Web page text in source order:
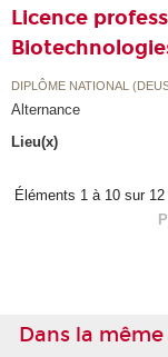
Licence
DIPLÔME NATIONAL
Alternance
Lieu(x)
Éléments 1 à 10 sur 12
Dans la